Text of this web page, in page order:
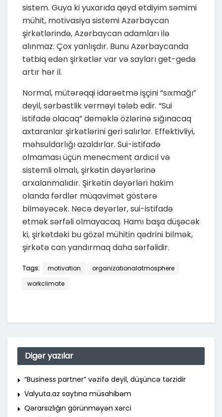
sistem. Guya ki yuxarıda qeyd etdiyim səmimi
mühit, motivasiya sistemi Azərbaycan
şirkətlərində, Azərbaycan adamları ilə
alınmaz. Çox yanlışdır. Bunu Azərbaycanda
tətbiq edən şirkətlər var və sayları get-gedə
artır hər il.
Normal, mütərəqqi idarəetmə işçini “sıxmağı”
deyil, sərbəstlik verməyi tələb edir. “Sui
istifadə olacaq” deməklə özlərinə sığınacaq
axtaranlar şirkətlərini geri salırlar. Effektivliyi,
məhsuldarlığı azaldırlar. Sui-istifadə
olmaması üçün menecment ardıcıl və
sistemli olmalı, şirkətin dəyərlərinə
arxalanmalıdır. Şirkətin dəyərləri hakim
olanda fərdlər müqavimət göstərə
bilməyəcək. Necə deyərlər, sui-istifadə
etmək sərfəli olmayacaq. Hamı başa düşəcək
ki, şirkətdəki bu gözəl mühitin qədrini bilmək,
şirkətə can yandırmaq daha sərfəlidir.
Tags: motivation
organizationalatmosphere
workclimate
Digər yazılar
“Business partner” vəzifə deyil, düşüncə tərzidir
Valyuta.az saytına müsahibəm
Qərarsızlığın görünməyən xərci